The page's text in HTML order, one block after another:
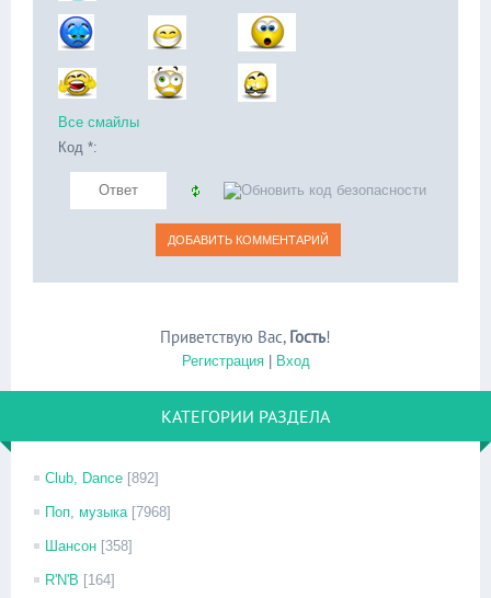
Все смайлы
Код *:
Приветствую Вас, Гость!
Регистрация| Вход
КАТЕГОРИИ РАЗДЕЛА
Club, Dance [892]
Поп, музыка [7968]
Шансон [358]
R'N'B [164]